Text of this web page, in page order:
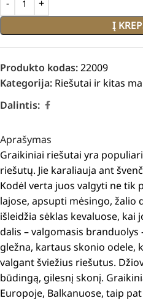
Į
Produkto kodas:22009
Kategorija: Riešutai ir kitas
Dalintis:
Aprašymas
Graikiniai riešutai yra
riešutų. Jie karaliauja ant
Kodėl verta juos valgyti ne tik
lajose, apsupti mėsingo,
išleidžia sėklas kevaluose, kai
dalis – valgomasis
gležna, kartaus skonio odele,
valgant šviežius riešutus.
būdingą, gilesnį skonį.
Europoje, Balkanuose, taip